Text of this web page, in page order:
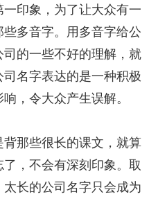
印象，为了让大众有一
多音字。用多音字给公
的一些不好的理解，就
名字表达的是一种积极
，令大众产生误解。
那些很长的课文，就算
，不会有深刻印象。取
长的公司名字只会成为